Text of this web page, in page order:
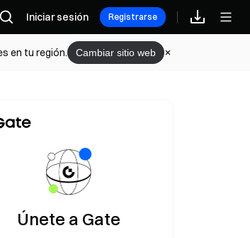
Recompensas
Iniciar sesión Registrarse
en tu región. Cambiar sitio web
el Q1, relacionadas con Nvidia, Apple y
Únete a Gate